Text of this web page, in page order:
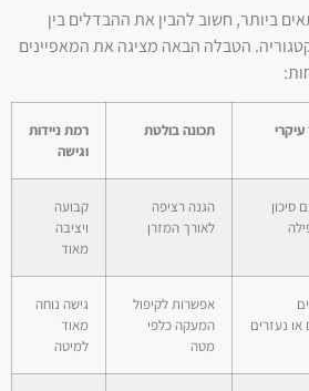
ביותר, חשוב להבין את ההבדלים בין
הטבלה הבאה מציגה את המאפיינים
תכונה בולטת
רמת ניידות
וגישה
סיכון
הגנה רציפה
לאורך המזרן
קבועה
ויציבה
מאוד
נעזרים
אפשרות לקיפול
המעקה כלפי
מטה
גישה נוחה
מאוד
למיטה